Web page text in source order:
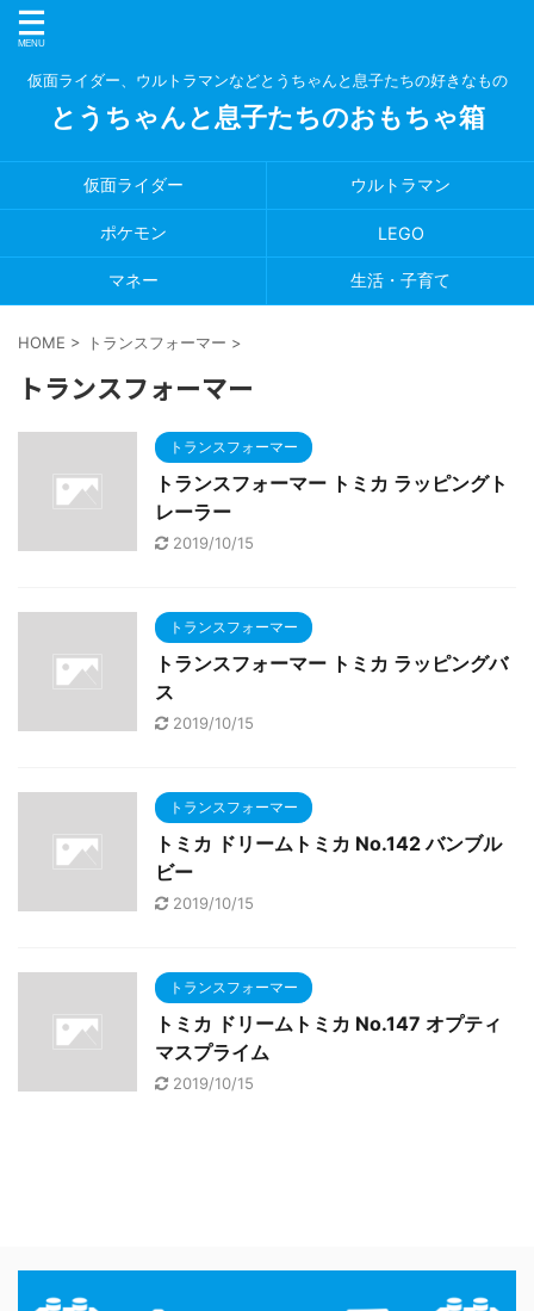
仮面ライダー、ウルトラマンなどとうちゃんと息子たちの好きなもの
とうちゃんと息子たちのおもちゃ箱
仮面ライダー ウルトラマン
ポケモン LEGO
マネー 生活・子育て
HOME > トランスフォーマー >
トランスフォーマー
トランスフォーマー
トランスフォーマー トミカ ラッピングト
レーラー
2019/10/15
トランスフォーマー
トランスフォーマー トミカ ラッピングバ
ス
2019/10/15
トランスフォーマー
トミカ ドリームトミカ No.142 バンブル
ビー
2019/10/15
トランスフォーマー
トミカ ドリームトミカ No.147 オプティ
マスプライム
2019/10/15